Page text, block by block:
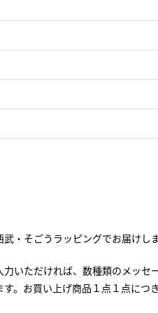
・そごうラッピングでお届けしま
力いただければ、数種類のメッセ
。お買い上げ商品１点１点につ